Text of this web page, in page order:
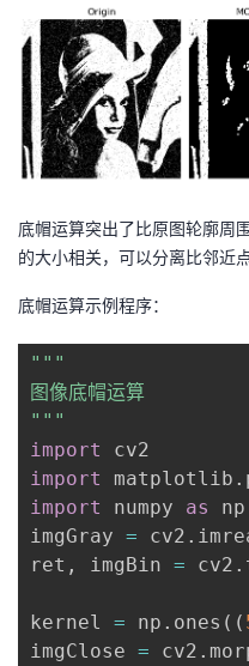
底帽运算突出了比原图轮廓周
的大小相关，可以分离比邻近
底帽运算示例程序：
"""
图像底帽运算
"""
import
import
matplotlib .
import
numpy as
np
imgGray = cv2 .
ret , imgBin = cv2 .
kernel = np . ones ( (
imgClose = cv2 .